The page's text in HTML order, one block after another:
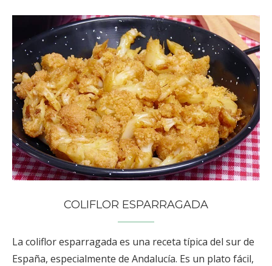
COLIFLOR ESPARRAGADA
La coliflor esparragada es una receta típica del sur de
España, especialmente de Andalucía. Es un plato fácil,